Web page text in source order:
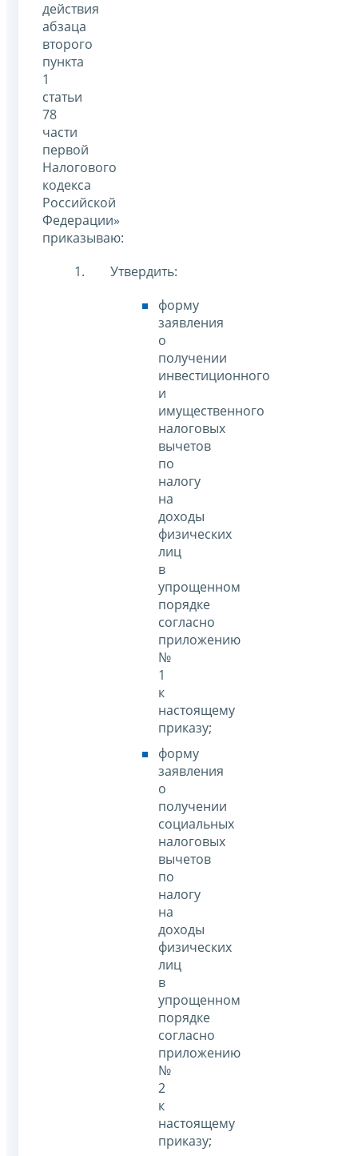
действия
абзаца
второго
пункта
1
статьи
78
части
первой
Налогового
кодекса
Российской
Федерации»
приказываю:
Утвердить:
форму
заявления
о
получении
инвестиционного
и
имущественного
налоговых
вычетов
по
налогу
на
доходы
физических
лиц
в
упрощенном
порядке
согласно
приложению
№
1
к
настоящему
приказу;
форму
заявления
о
получении
социальных
налоговых
вычетов
по
налогу
на
доходы
физических
лиц
в
упрощенном
порядке
согласно
приложению
№
2
к
настоящему
приказу;